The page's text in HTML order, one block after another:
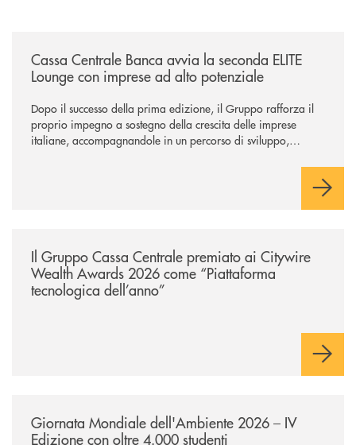
Cassa Centrale Banca avvia la seconda ELITE
Lounge con imprese ad alto potenziale
Dopo il successo della prima edizione, il Gruppo rafforza il
proprio impegno a sostegno della crescita delle imprese
italiane, accompagnandole in un percorso di sviluppo,
Il Gruppo Cassa Centrale premiato ai Citywire
Wealth Awards 2026 come “Piattaforma
tecnologica dell’anno”
Giornata Mondiale dell'Ambiente 2026 – IV
Edizione con oltre 4.000 studenti